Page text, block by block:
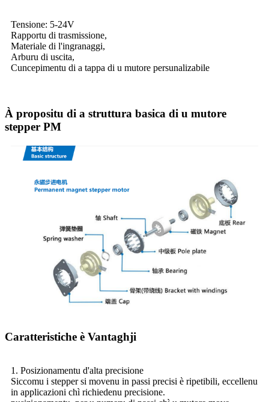
Tensione: 5-24V
Rapportu di trasmissione,
Materiale di l'ingranaggi,
Arburu di uscita,
Cuncepimentu di a tappa di u mutore persunalizabile
À propositu di a struttura basica di u mutore
stepper PM
Caratteristiche è Vantaghji
1. Posizionamentu d'alta precisione
Siccomu i stepper si movenu in passi precisi è ripetibili, eccellenu
in applicazioni chì richiedenu precisione.